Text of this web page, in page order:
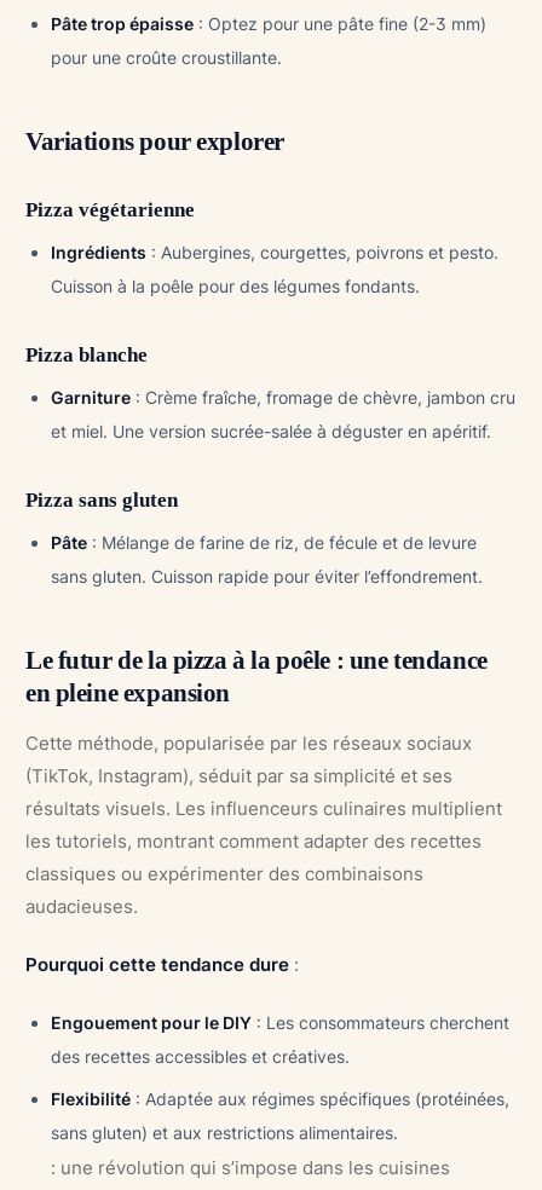
Pâte trop épaisse : Optez pour une pâte fine (2-3 mm)
pour une croûte croustillante.
Variations pour explorer
Pizza végétarienne
Ingrédients : Aubergines, courgettes, poivrons et pesto.
Cuisson à la poêle pour des légumes fondants.
Pizza blanche
Garniture : Crème fraîche, fromage de chèvre, jambon cru
et miel. Une version sucrée-salée à déguster en apéritif.
Pizza sans gluten
Pâte : Mélange de farine de riz, de fécule et de levure
sans gluten. Cuisson rapide pour éviter l’effondrement.
Le futur de la pizza à la poêle : une tendance
en pleine expansion
Cette méthode, popularisée par les réseaux sociaux
(TikTok, Instagram), séduit par sa simplicité et ses
résultats visuels. Les influenceurs culinaires multiplient
les tutoriels, montrant comment adapter des recettes
classiques ou expérimenter des combinaisons
audacieuses.
Pourquoi cette tendance dure :
Engouement pour le DIY : Les consommateurs cherchent
des recettes accessibles et créatives.
Flexibilité : Adaptée aux régimes spécifiques (protéinées,
sans gluten) et aux restrictions alimentaires.
: une révolution qui s’impose dans les cuisines